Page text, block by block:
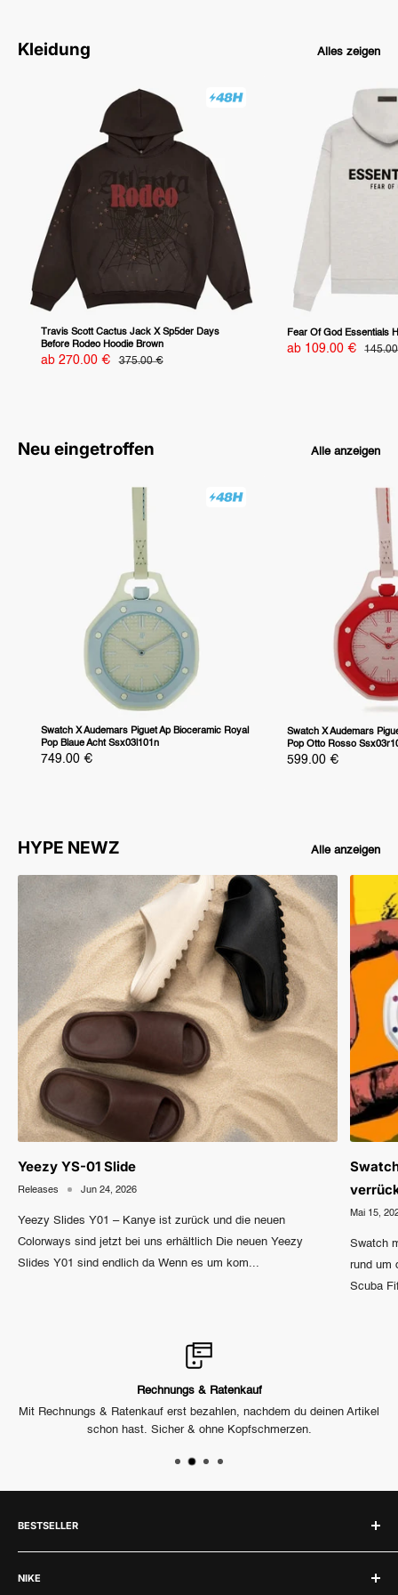
Kleidung Alles zeigen
Travis Scott Cactus Jack X Sp5der Days
Before Rodeo Hoodie Brown
Sonderpreis
ab 270.00 € Normalpreis
375.00 €
Fear Of God Essentials
Sonderpreis
ab 109.00 €
Neu eingetroffen Alle anzeigen
Swatch X Audemars Piguet Ap Bioceramic Royal
Pop Blaue Acht Ssx03l101n
Sonderpreis
749.00 €
Swatch X Audemars
Pop Otto Rosso
Sonderpreis
599.00 €
HYPE NEWZ Alle anzeigen
Yeezy YS-01 Slide
Releases Jun 24, 2026
Yeezy Slides Y01 – Kanye ist zurück und die neuen
Colorways sind jetzt bei uns erhältlich Die neuen Yeezy
Slides Y01 sind endlich da Wenn es um kom...
Mai 15,
Swatch
rund um
Scuba
Rechnungs & Ratenkauf
Mit Rechnungs & Ratenkauf erst bezahlen, nachdem du deinen Artikel
schon hast. Sicher & ohne Kopfschmerzen.
BESTSELLER
Jordan 1
NIKE